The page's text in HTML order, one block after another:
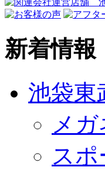
新着情報
池袋東
メガ
ス